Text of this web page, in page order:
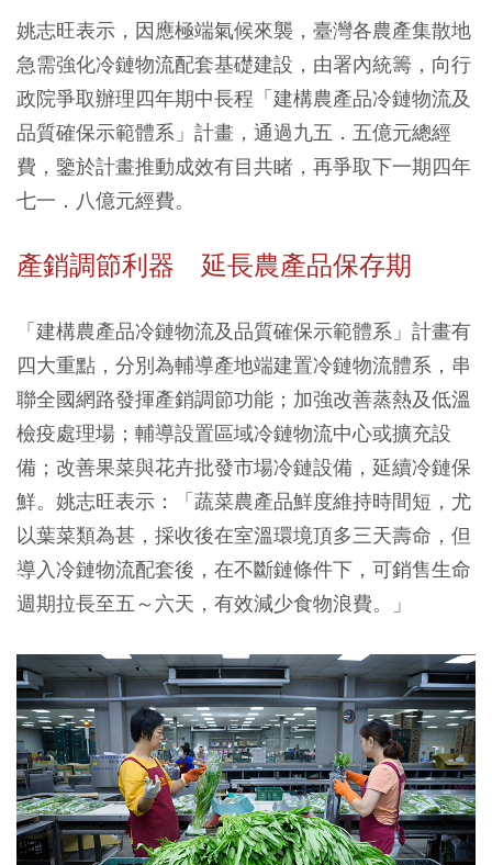
姚志旺表示，因應極端氣候來襲，臺灣各農產集散地
急需強化冷鏈物流配套基礎建設，由署內統籌，向行
政院爭取辦理四年期中長程「建構農產品冷鏈物流及
品質確保示範體系」計畫，通過九五．五億元總經
費，鑒於計畫推動成效有目共睹，再爭取下一期四年
七一．八億元經費。
產銷調節利器 延長農產品保存期
「建構農產品冷鏈物流及品質確保示範體系」計畫有
四大重點，分別為輔導產地端建置冷鏈物流體系，串
聯全國網路發揮產銷調節功能；加強改善蒸熱及低溫
檢疫處理場；輔導設置區域冷鏈物流中心或擴充設
備；改善果菜與花卉批發市場冷鏈設備，延續冷鏈保
鮮。姚志旺表示：「蔬菜農產品鮮度維持時間短，尤
以葉菜類為甚，採收後在室溫環境頂多三天壽命，但
導入冷鏈物流配套後，在不斷鏈條件下，可銷售生命
週期拉長至五～六天，有效減少食物浪費。」